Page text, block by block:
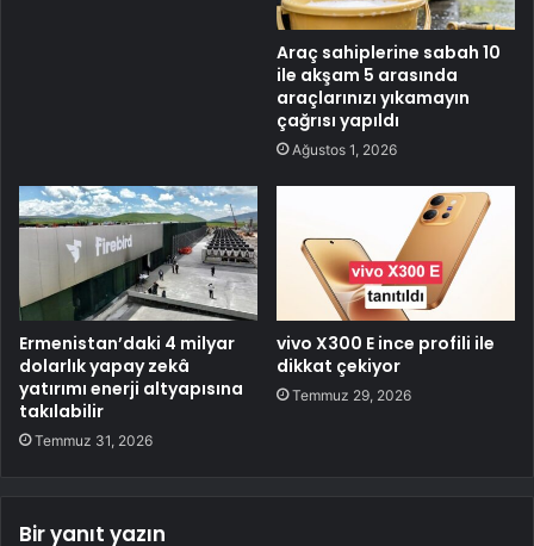
Araç sahiplerine sabah 10
ile akşam 5 arasında
araçlarınızı yıkamayın
çağrısı yapıldı
Ağustos 1, 2026
Ermenistan’daki 4 milyar
dolarlık yapay zekâ
yatırımı enerji altyapısına
takılabilir
Temmuz 31, 2026
vivo X300 E ince profili ile
dikkat çekiyor
Temmuz 29, 2026
Bir yanıt yazın